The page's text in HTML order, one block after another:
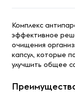
Комплекс
эффективное
очищения
капсул, которые
улучшить общее